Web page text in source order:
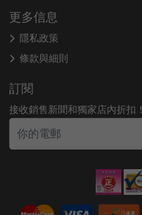
更多信息
隱私政策
條款與細則
訂閱
接收銷售新聞和獨家店內折扣！